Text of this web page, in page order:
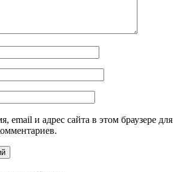
email и адрес сайта в этом браузере для